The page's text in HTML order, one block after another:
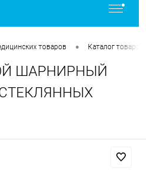
товаров • Каталог товаров
ШАРНИРНЫЙ